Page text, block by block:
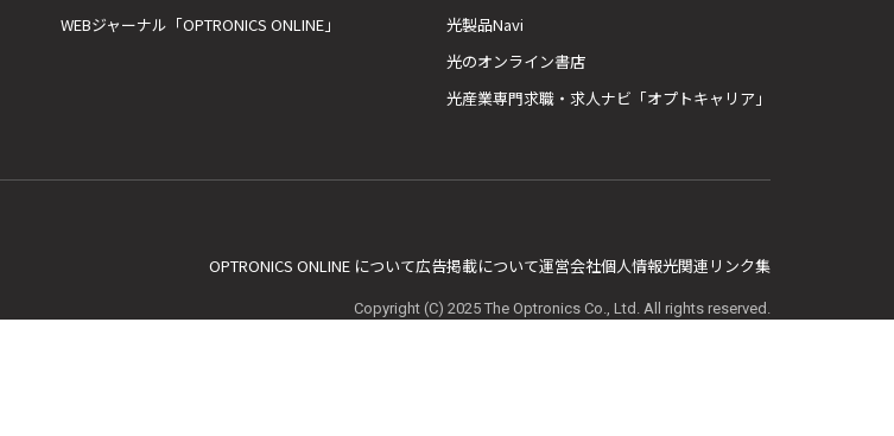
WEBジャーナル「OPTRONICS ONLINE」
光製品Navi
光のオンライン書店
光産業専門求職・求人ナビ「オプトキャリア」
OPTRONICS ONLINE について広告掲載について運営会社個人情報光関連リンク集
Copyright (C) 2025 The Optronics Co., Ltd. All rights reserved.